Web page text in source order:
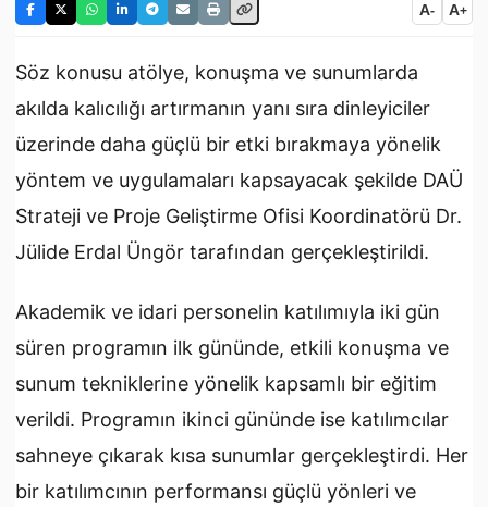
A- A+
Söz konusu atölye, konuşma ve sunumlarda
akılda kalıcılığı artırmanın yanı sıra dinleyiciler
üzerinde daha güçlü bir etki bırakmaya yönelik
yöntem ve uygulamaları kapsayacak şekilde DAÜ
Strateji ve Proje Geliştirme Ofisi Koordinatörü Dr.
Jülide Erdal Üngör tarafından gerçekleştirildi.
Akademik ve idari personelin katılımıyla iki gün
süren programın ilk gününde, etkili konuşma ve
sunum tekniklerine yönelik kapsamlı bir eğitim
verildi. Programın ikinci gününde ise katılımcılar
sahneye çıkarak kısa sunumlar gerçekleştirdi. Her
bir katılımcının performansı güçlü yönleri ve